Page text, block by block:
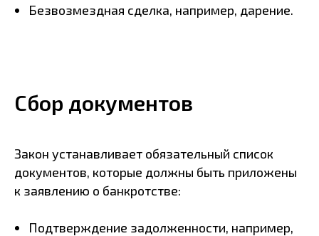
Безвозмездная сделка, например, дарение.
Сбор документов
Закон устанавливает обязательный список
документов, которые должны быть приложены
к заявлению о банкротстве:
Подтверждение задолженности, например,